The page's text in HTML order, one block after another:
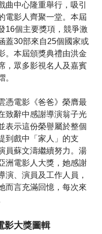
曲中心隆重舉行，吸引
電影人齊聚一堂。本屆
16個主要獎項，競爭激
蓋30部來自25個國家或
。本屆頒獎典禮由洪金
，眾多影視名人及嘉賓
。
憑電影《爸爸》榮膺最
致辭中感謝導演翁子光
表示這份榮譽屬於整個
到戲中「家人」的支
員蘇文濤繼續努力。湯
洲電影人大獎，她感謝
演、演員及工作人員，
而言充滿回憶，每次來
影大獎圖輯